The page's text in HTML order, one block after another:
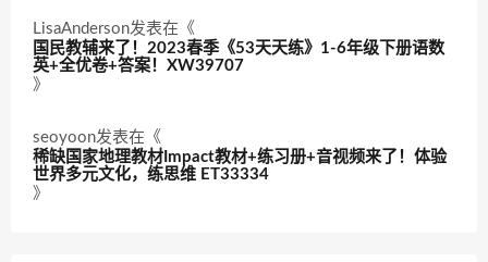
LisaAnderson发表在《
国民教辅来了！2023春季《53天天练》1-6年级下册语数
英+全优卷+答案！XW39707
》
seoyoon发表在《
稀缺国家地理教材Impact教材+练习册+音视频来了！体验
世界多元文化，练思维 ET33334
》